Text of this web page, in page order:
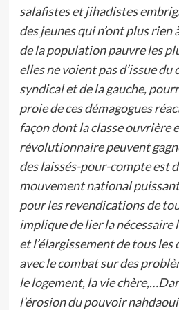
salafistes et jihadistes
des jeunes qui n’ont plus rien
de la population pauvre les
elles ne voient pas d’issue
syndical et de la gauche,
proie de ces démagogues
façon dont la classe ouvrière
révolutionnaire peuvent
des laissés-pour-compte est
mouvement national
pour les revendications de
implique de lier la nécessaire
et l’élargissement de tous
avec le combat sur des
le logement, la vie
l’érosion du pouvoir